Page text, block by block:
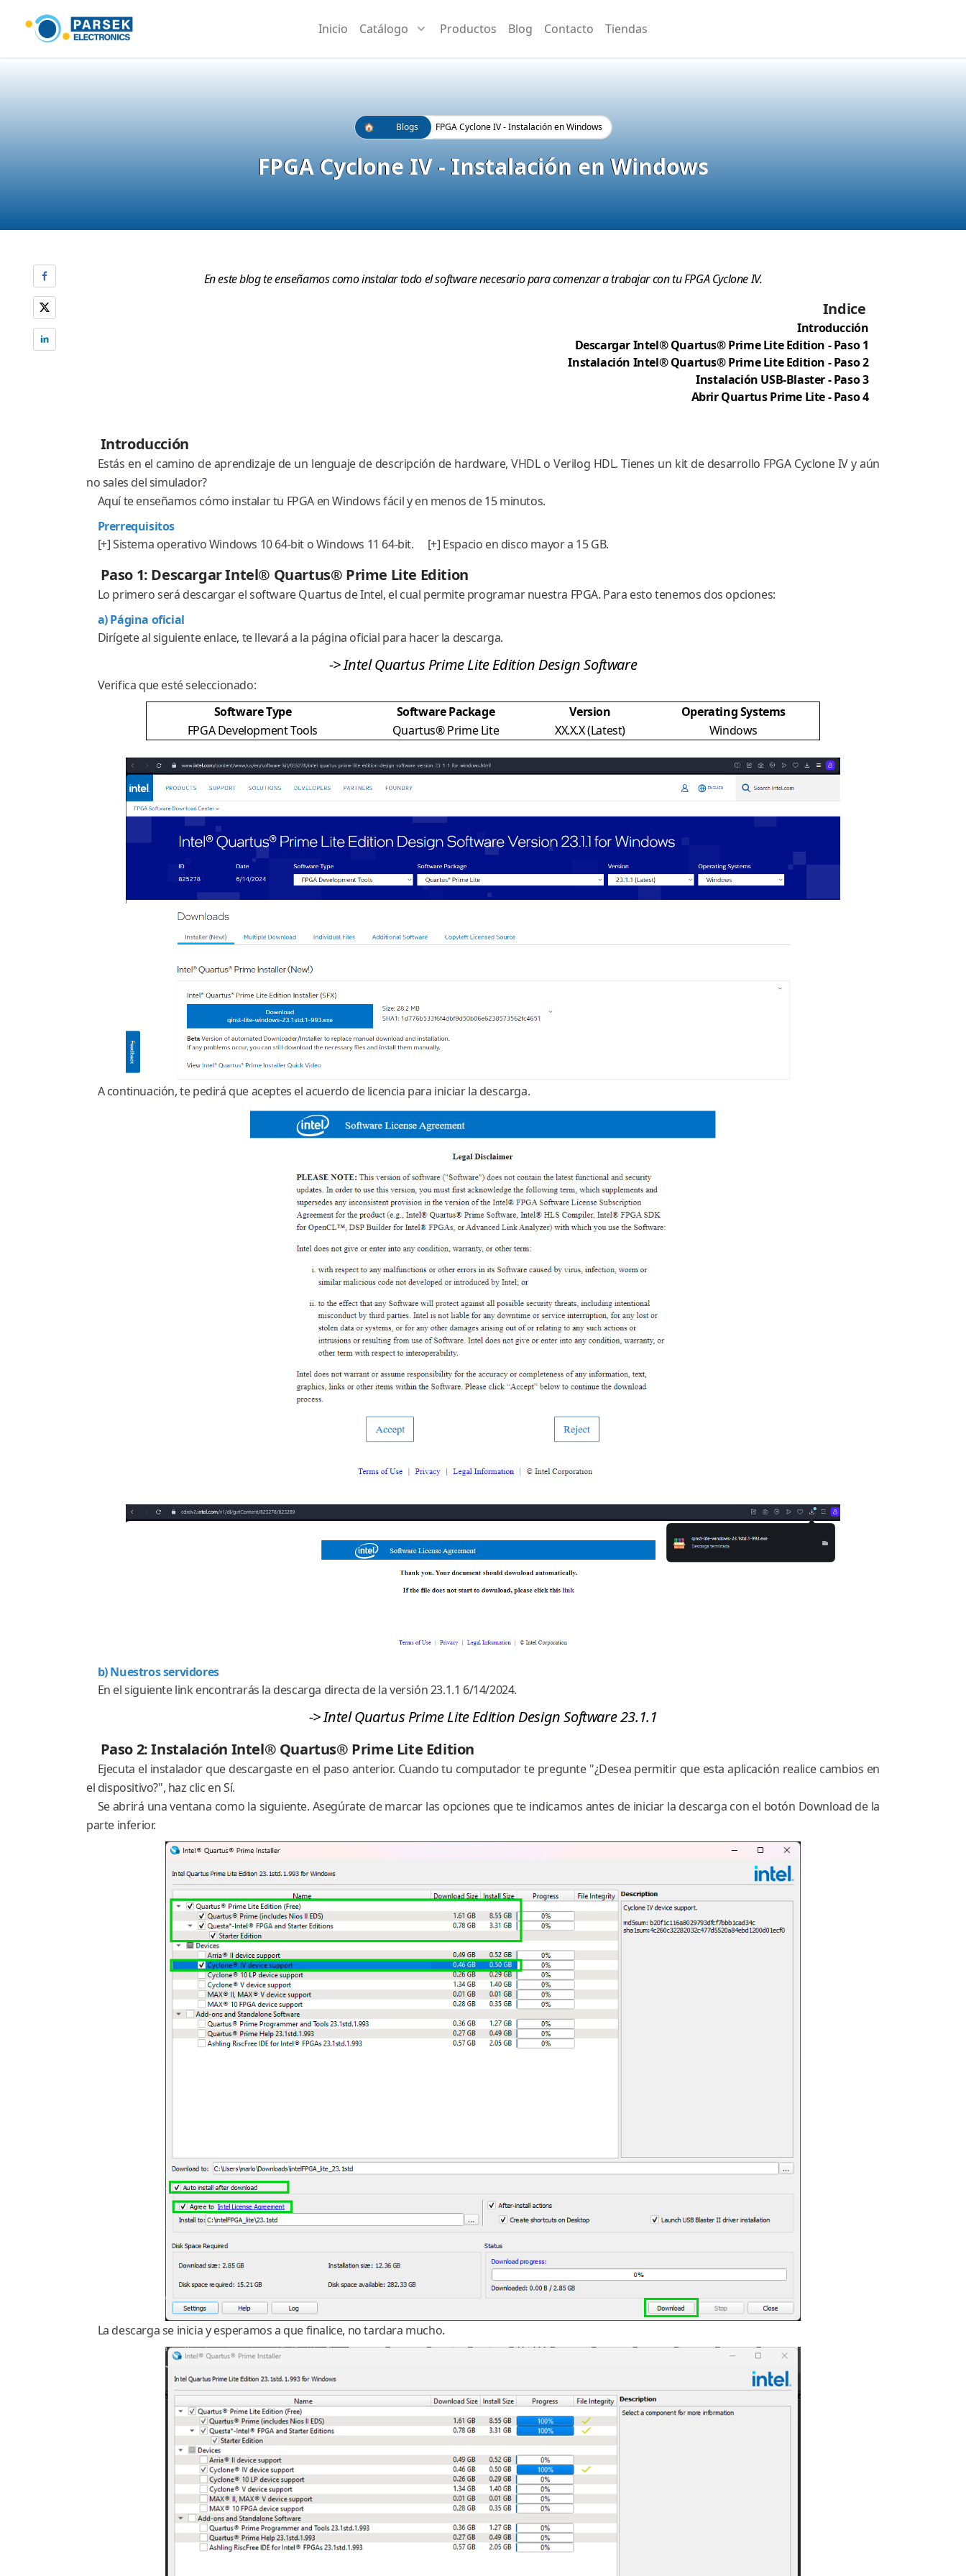
Inicio Catálogo Productos Blog Contacto Tiendas
🏠 Blogs FPGA Cyclone IV - Instalación en Windows
FPGA Cyclone IV - Instalación en Windows
En este blog te enseñamos como instalar todo el software necesario para comenzar a trabajar con tu FPGA Cyclone IV.
Indice
Introducción
Descargar Intel® Quartus® Prime Lite Edition - Paso 1
Instalación Intel® Quartus® Prime Lite Edition - Paso 2
Instalación USB-Blaster - Paso 3
Abrir Quartus Prime Lite - Paso 4
Introducción
Estás en el camino de aprendizaje de un lenguaje de descripción de hardware, VHDL o Verilog HDL. Tienes un kit de desarrollo FPGA Cyclone IV y aún
no sales del simulador?
Aquí te enseñamos cómo instalar tu FPGA en Windows fácil y en menos de 15 minutos.
Prerrequisitos
[+] Sistema operativo Windows 10 64-bit o Windows 11 64-bit. [+] Espacio en disco mayor a 15 GB.
Paso 1: Descargar Intel® Quartus® Prime Lite Edition
Lo primero será descargar el software Quartus de Intel, el cual permite programar nuestra FPGA. Para esto tenemos dos opciones:
a) Página oficial
Dirígete al siguiente enlace, te llevará a la página oficial para hacer la descarga.
-> Intel Quartus Prime Lite Edition Design Software
Verifica que esté seleccionado:
Software Type
Software Package Version
Operating Systems
FPGA Development Tools
Quartus® Prime Lite XX.X.X (Latest) Windows
A continuación, te pedirá que aceptes el acuerdo de licencia para iniciar la descarga.
b) Nuestros servidores
En el siguiente link encontrarás la descarga directa de la versión 23.1.1 6/14/2024.
-> Intel Quartus Prime Lite Edition Design Software 23.1.1
Paso 2: Instalación Intel® Quartus® Prime Lite Edition
Ejecuta el instalador que descargaste en el paso anterior. Cuando tu computador te pregunte "¿Desea permitir que esta aplicación realice cambios en
el dispositivo?", haz clic en Sí.
Se abrirá una ventana como la siguiente. Asegúrate de marcar las opciones que te indicamos antes de iniciar la descarga con el botón Download de la
parte inferior.
La descarga se inicia y esperamos a que finalice, no tardara mucho.